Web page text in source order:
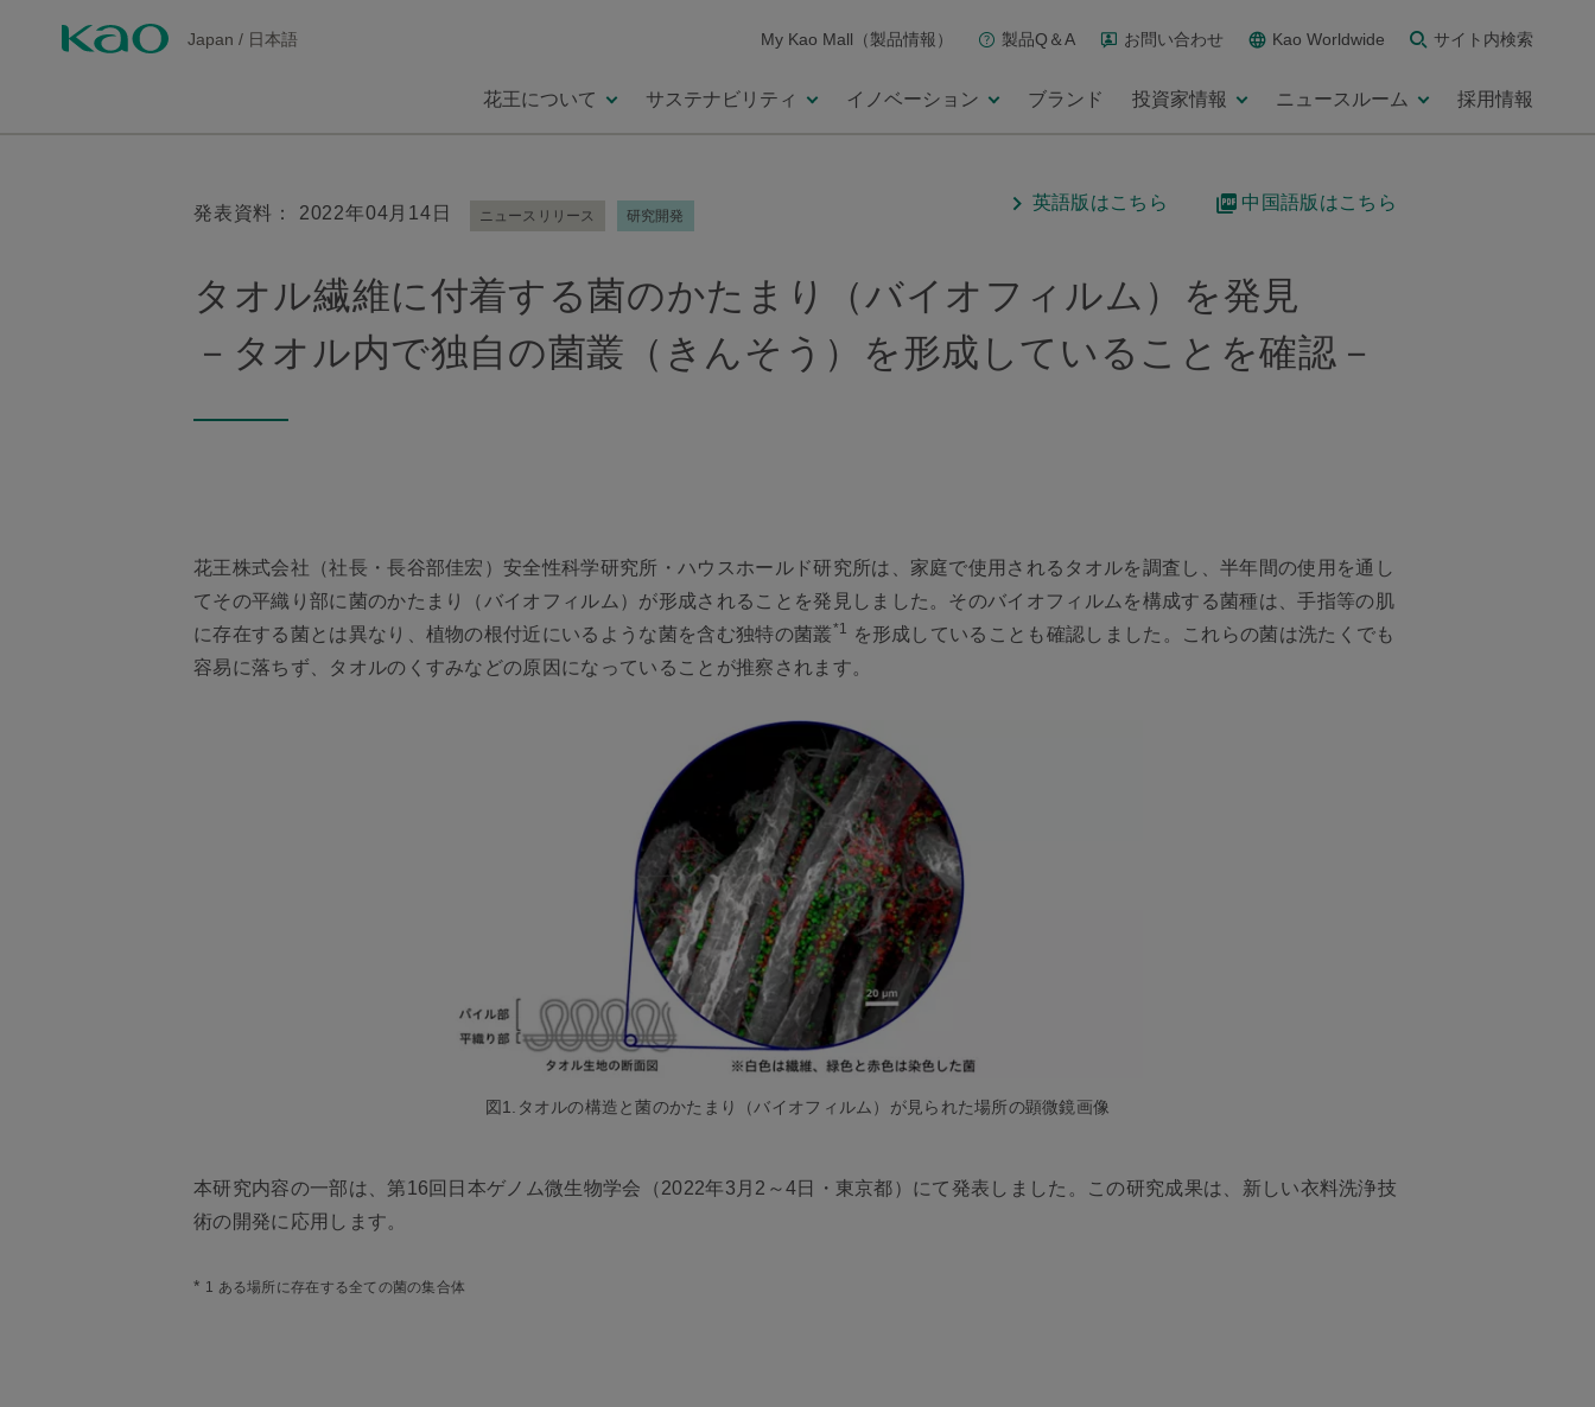
Japan / 日本語 My Kao Mall（製品情報） 製品Q＆A お問い合わせ Kao Worldwide サイト内検索
花王について サステナビリティ イノベーション ブランド 投資家情報 ニュースルーム 採用情報
発表資料： 2022年04月14日 ニュースリリース 研究開発
英語版はこちら 中国語版はこちら
タオル繊維に付着する菌のかたまり（バイオフィルム）を発見
－タオル内で独自の菌叢（きんそう）を形成していることを確認－
花王株式会社（社長・長谷部佳宏）安全性科学研究所・ハウスホールド研究所は、家庭で使用されるタオルを調査し、半年間の使用を通し
てその平織り部に菌のかたまり（バイオフィルム）が形成されることを発見しました。そのバイオフィルムを構成する菌種は、手指等の肌
に存在する菌とは異なり、植物の根付近にいるような菌を含む独特の菌叢*1 を形成していることも確認しました。これらの菌は洗たくでも
容易に落ちず、タオルのくすみなどの原因になっていることが推察されます。
図1.タオルの構造と菌のかたまり（バイオフィルム）が見られた場所の顕微鏡画像
本研究内容の一部は、第16回日本ゲノム微生物学会（2022年3月2～4日・東京都）にて発表しました。この研究成果は、新しい衣料洗浄技
術の開発に応用します。
* 1 ある場所に存在する全ての菌の集合体